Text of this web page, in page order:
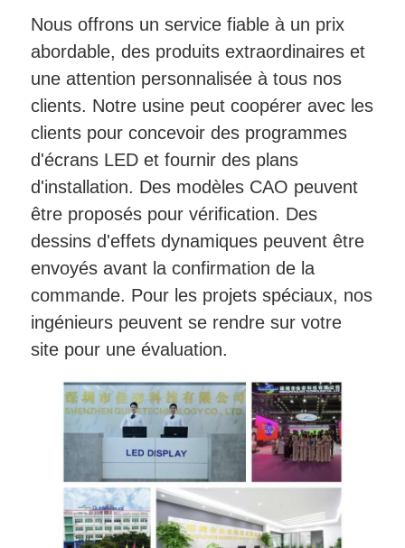
Nous offrons un service fiable à un prix
abordable, des produits extraordinaires et
une attention personnalisée à tous nos
clients. Notre usine peut coopérer avec les
clients pour concevoir des programmes
d'écrans LED et fournir des plans
d'installation. Des modèles CAO peuvent
être proposés pour vérification. Des
dessins d'effets dynamiques peuvent être
envoyés avant la confirmation de la
commande. Pour les projets spéciaux, nos
ingénieurs peuvent se rendre sur votre
site pour une évaluation.